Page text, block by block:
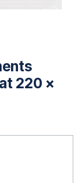
220 x